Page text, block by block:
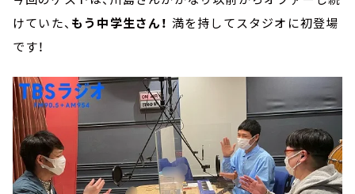
けていた、 もう中学生さん！ 満を持してスタジオに初登場
です！